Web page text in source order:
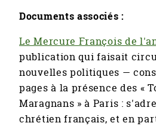
Documents associés :
Le Mercure François de
publication qui faisait
nouvelles politiques —
pages à la présence des «
Maragnans » à Paris :
chrétien français, et en